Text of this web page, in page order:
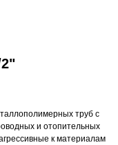
труб с
и отопительных
к материалам